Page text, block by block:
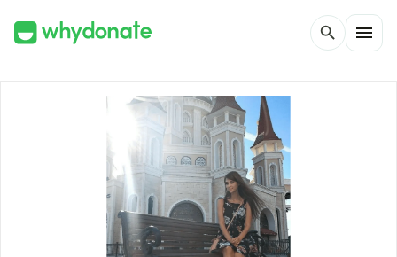
search menu